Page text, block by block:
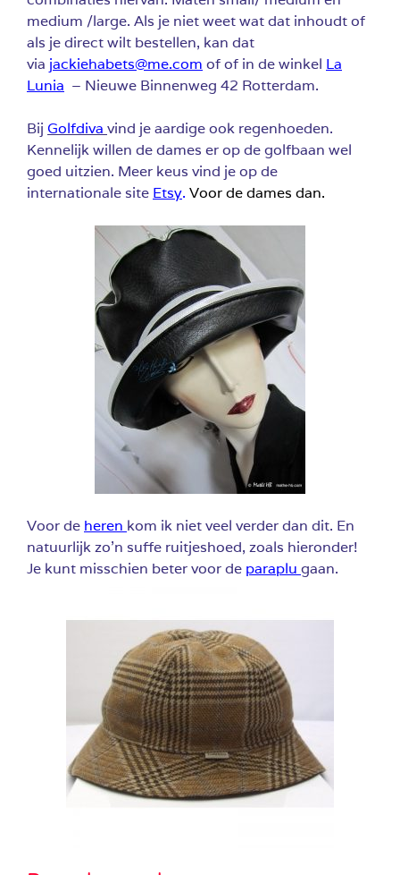
medium /large. Als je niet weet wat dat inhoudt of
als je direct wilt bestellen, kan dat
via jackiehabets@me.com of of in de winkel La
Lunia – Nieuwe Binnenweg 42 Rotterdam.
Bij Golfdiva vind je aardige ook regenhoeden.
Kennelijk willen de dames er op de golfbaan wel
goed uitzien. Meer keus vind je op de
internationale site Etsy. Voor de dames dan.
Voor de heren kom ik niet veel verder dan dit. En
natuurlijk zo’n suffe ruitjeshoed, zoals hieronder!
Je kunt misschien beter voor de paraplu gaan.